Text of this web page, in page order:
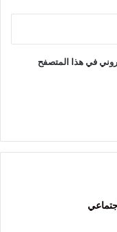
في هذا المتصفح